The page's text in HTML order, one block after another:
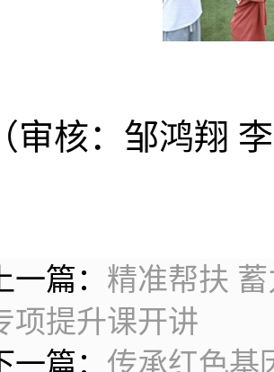
（审核：邹鸿翔
一篇： 精准帮扶
项提升课开讲
一篇： 传承红色